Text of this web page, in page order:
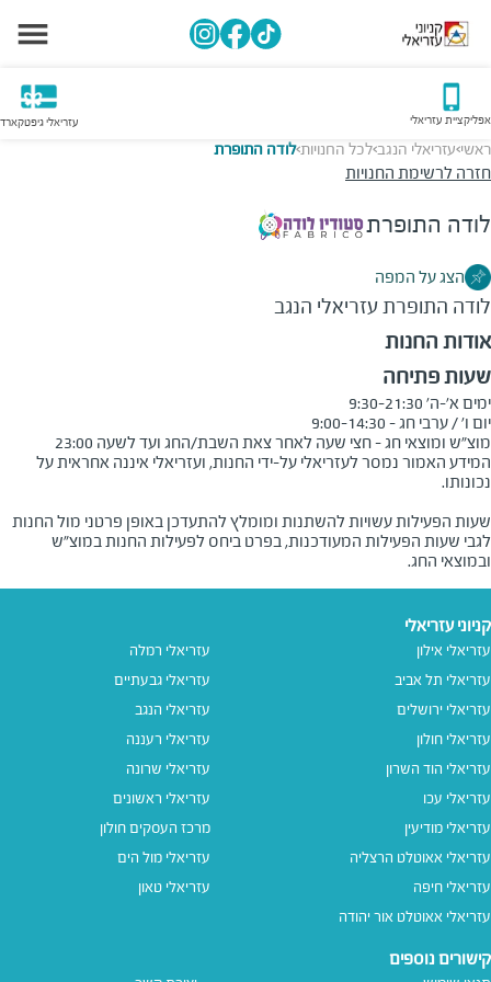
אפליקציית עזריאלי עזריאלי גיפטקארד
ראשי>עזריאלי הנגב>לכל החנויות>לודה התופרת
חזרה לרשימת החנויות
לודה התופרת
הצג על המפה
לודה התופרתעזריאלי הנגב
אודות החנות
שעות פתיחה
מוצ"ש ומוצאי חג - חצי שעה לאחר צאת השבת/החג ועד לשעה 23:00
המידע האמור נמסר לעזריאלי על-ידי החנות, ועזריאלי איננה אחראית על
שעות הפעילות עשויות להשתנות ומומלץ להתעדכן באופן פרטני מול החנות
לגבי שעות הפעילות המעודכנות, בפרט ביחס לפעילות החנות במוצ"ש
ובמוצאי החג.
קניוני עזריאלי
עזריאלי אילון
עזריאלי תל אביב
עזריאלי ירושלים
עזריאלי חולון
עזריאלי הוד השרון
עזריאלי עכו
עזריאלי מודיעין
עזריאלי אאוטלט הרצליה
עזריאלי חיפה
עזריאלי אאוטלט אור יהודה
עזריאלי רמלה
עזריאלי גבעתיים
עזריאלי הנגב
עזריאלי רעננה
עזריאלי שרונה
עזריאלי ראשונים
מרכז העסקים חולון
עזריאלי מול הים
עזריאלי טאון
קישורים נוספים